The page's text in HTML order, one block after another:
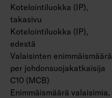
Kotelointiluokka (IP),
takasivu
Kotelointiluokka (IP),
edestä
Valaisinten enimmäismäärä
per johdonsuojakatkaisija
C10 (MCB)
Enimmäismäärä valaisimia,